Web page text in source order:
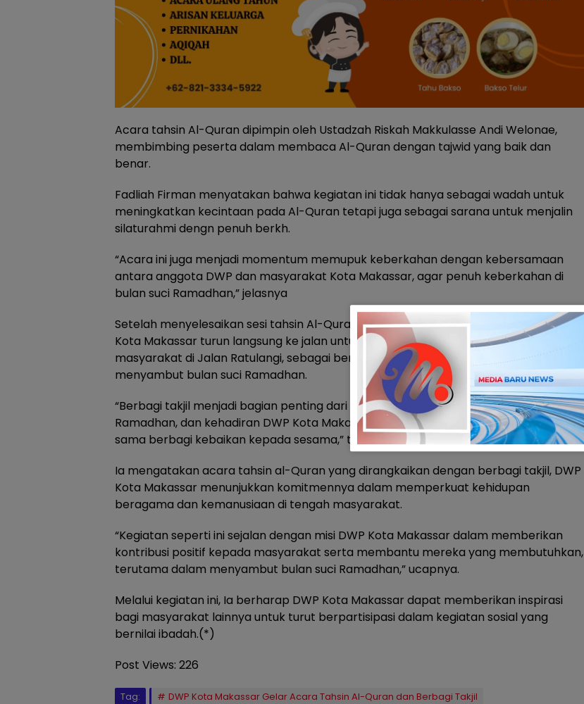
Acara tahsin Al-Quran dipimpin oleh Ustadzah Riskah Makkulasse Andi Welonae,
membimbing peserta dalam membaca Al-Quran dengan tajwid yang baik dan
benar.
Fadliah Firman menyatakan bahwa kegiatan ini tidak hanya sebagai wadah untuk
meningkatkan kecintaan pada Al-Quran tetapi juga sebagai sarana untuk menjalin
silaturahmi dengn penuh berkh.
“Acara ini juga menjadi momentum memupuk keberkahan dengan kebersamaan
antara anggota DWP dan masyarakat Kota Makassar, agar penuh keberkahan di
bulan suci Ramadhan,” jelasnya
Setelah menyelesaikan sesi tahsin Al-Quran, Fadliah Firman beserta anggota DWP
Kota Makassar turun langsung ke jalan untuk membagikan takjil gratis kepada
masyarakat di Jalan Ratulangi, sebagai bentuk kepedulian dan kebaikan dalam
menyambut bulan suci Ramadhan.
“Berbagi takjil menjadi bagian penting dari semangat beramal di bulan suci
Ramadhan, dan kehadiran DWP Kota Makassar memberikan wadah untuk bersama-
sama berbagi kebaikan kepada sesama,” tambah Fadliah.
Ia mengatakan acara tahsin al-Quran yang dirangkaikan dengan berbagi takjil, DWP
Kota Makassar menunjukkan komitmennya dalam memperkuat kehidupan
beragama dan kemanusiaan di tengah masyarakat.
“Kegiatan seperti ini sejalan dengan misi DWP Kota Makassar dalam memberikan
kontribusi positif kepada masyarakat serta membantu mereka yang membutuhkan,
terutama dalam menyambut bulan suci Ramadhan,” ucapnya.
Melalui kegiatan ini, Ia berharap DWP Kota Makassar dapat memberikan inspirasi
bagi masyarakat lainnya untuk turut berpartisipasi dalam kegiatan sosial yang
bernilai ibadah.(*)
Post Views: 226
Tag:
DWP Kota Makassar Gelar Acara Tahsin Al-Quran dan Berbagi Takjil